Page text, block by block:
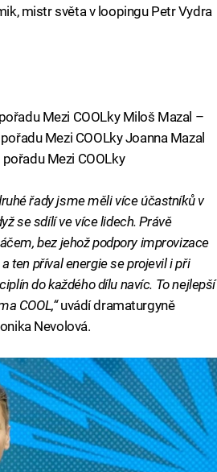
mistr světa v loopingu Petr Vydra
Mezi COOLky Miloš Mazal –
Mezi COOLky Joanna Mazal
Mezi COOLky
řady jsme měli více účastníků v
se sdílí ve více lidech. Právě
bez jehož podpory improvizace
ten příval energie se projevil i při
do každého dílu navíc. To nejlepší
COOL,“uvádí dramaturgyně
Nevolová.